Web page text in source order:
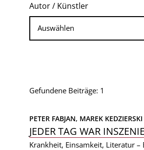
Autor / Künstler
Gefundene Beiträge: 1
PETER FABJAN, MAREK KEDZIERSKI
JEDER TAG WAR
Krankheit, Einsamkeit, Literatur